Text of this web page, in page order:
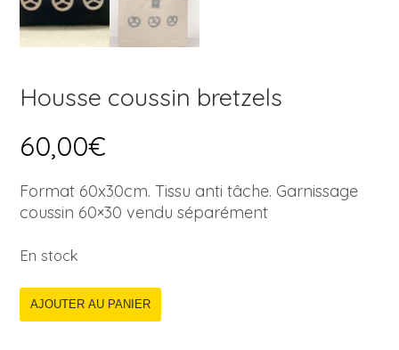
Housse coussin bretzels
60,00€
Format 60x30cm. Tissu anti tâche. Garnissage
coussin 60×30 vendu séparément
En stock
AJOUTER AU PANIER